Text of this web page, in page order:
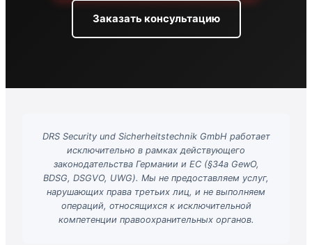
Заказать консультацию
DRS Security und Sicherheitstechnik GmbH работает
исключительно в рамках действующего
законодательства Германии и ЕС (§34a GewO,
BDSG, DSGVO, UWG). Мы не предоставляем услуг,
нарушающих права третьих лиц, и не выполняем
операций, относящихся к исключительной
компетенции правоохранительных органов.